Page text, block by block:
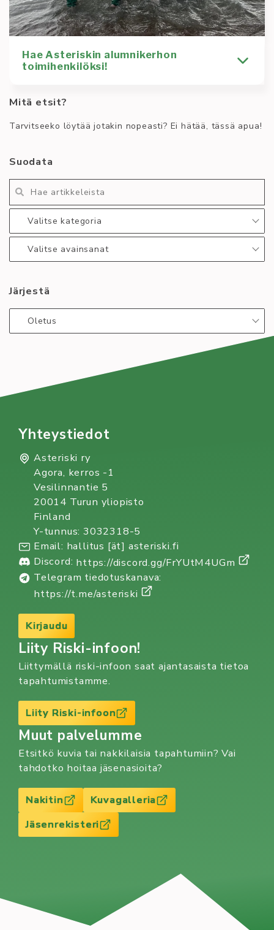
Hae Asteriskin alumnikerhon
toimihenkilöksi!
Heippa riskit ja riskimieliset! Uuden piltit saapuvat
ohjelmaa,
alumni
toimihenkilö toimihenkilöhaku
Lue lisää
Hae
alumnikerhon
Mitä etsit?
Tarvitseeko löytää jotakin nopeasti? Ei hätää, tässä apua!
Suodata
Valitse kategoria
Valitse avainsanat
Järjestä
Oletus
Yhteystiedot
Asteriski ry
Agora, kerros -1
Vesilinnantie 5
20014 Turun yliopisto
Finland
Y-tunnus: 3032318-5
Email: hallitus [ät] asteriski.fi
Discord: https://discord.gg/FrYUtM4UGm
Telegram tiedotuskanava:
https://t.me/asteriski
Kirjaudu
Liity Riski-infoon!
Liittymällä riski-infoon saat ajantasaista tietoa
tapahtumistamme.
Liity Riski-infoon
Muut palvelumme
Etsitkö kuvia tai nakkilaisia tapahtumiin? Vai
tahdotko hoitaa jäsenasioita?
Nakitin
Kuvagalleria
Jäsenrekisteri